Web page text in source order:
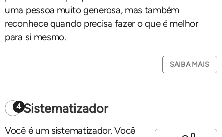
uma pessoa muito generosa, mas também
reconhece quando precisa fazer o que é melhor
para si mesmo.
SAIBA MAIS
4 Sistematizador
Você é um sistematizador. Você